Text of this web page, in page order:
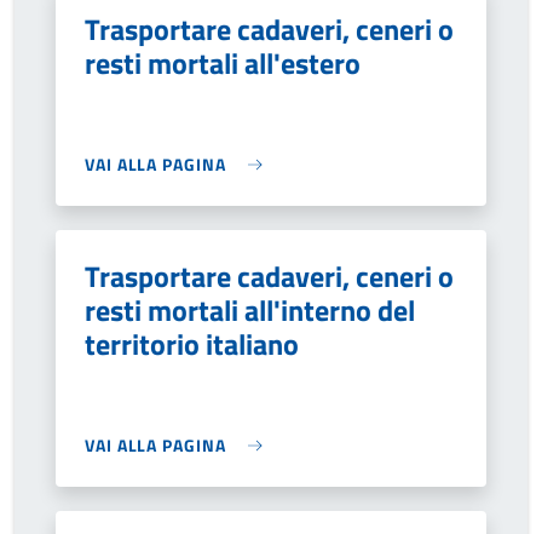
Trasportare cadaveri, ceneri o
resti mortali all'estero
VAI ALLA PAGINA
Trasportare cadaveri, ceneri o
resti mortali all'interno del
territorio italiano
VAI ALLA PAGINA